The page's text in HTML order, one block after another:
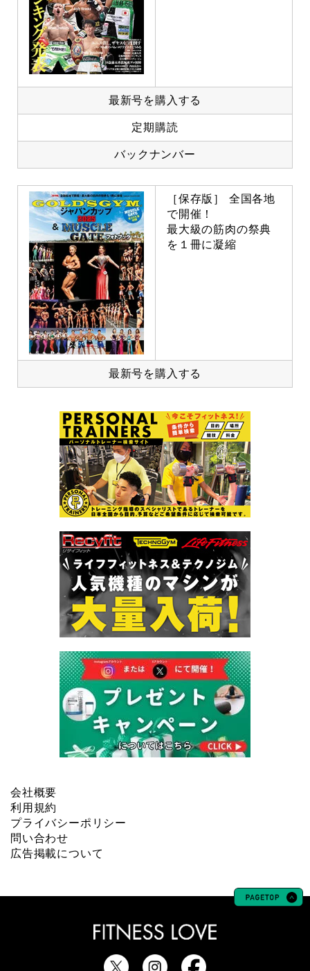
最新号を購入する
定期購読
バックナンバー
［保存版］ 全国各地
で開催！
最大級の筋肉の祭典
を１冊に凝縮
最新号を購入する
会社概要
利用規約
プライバシーポリシー
問い合わせ
広告掲載について